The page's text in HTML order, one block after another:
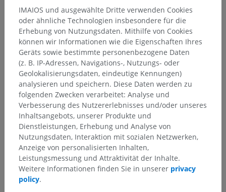
Anatomische Hierarchie
Anatomie des Menschen 2
Menschlicher Körper
IMAIOS und ausgewählte Dritte verwenden Cookies
oder ähnliche Technologien insbesondere für die
Erhebung von Nutzungsdaten. Mithilfe von Cookies
können wir Informationen wie die Eigenschaften Ihres
Geräts sowie bestimmte personenbezogene Daten
(z. B. IP-Adressen, Navigations-, Nutzungs- oder
Geolokalisierungsdaten, eindeutige Kennungen)
analysieren und speichern. Diese Daten werden zu
folgenden Zwecken verarbeitet: Analyse und
Verbesserung des Nutzererlebnisses und/oder unseres
Inhaltsangebots, unserer Produkte und
Dienstleistungen, Erhebung und Analyse von
Nutzungsdaten, Interaktion mit sozialen Netzwerken,
Anzeige von personalisierten Inhalten,
Leistungsmessung und Attraktivität der Inhalte.
Weitere Informationen finden Sie in unserer privacy
policy.